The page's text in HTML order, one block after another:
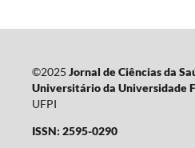
©2025 Jornal de Ciências da
Universitário da Universidade
UFPI
ISSN: 2595-0290